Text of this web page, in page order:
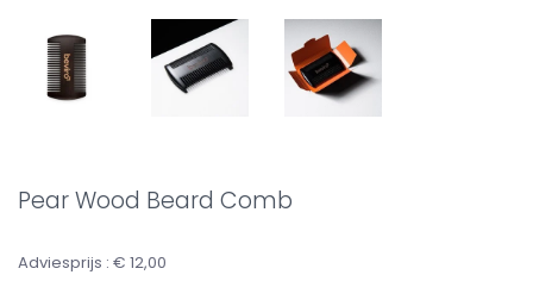
Pear Wood Beard Comb
Adviesprijs : € 12,00